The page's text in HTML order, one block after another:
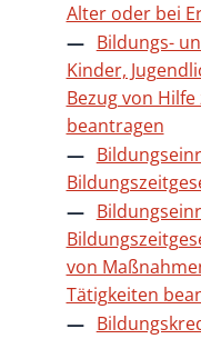
Alter oder bei
Bildungs-
Kinder,
Bezug von
beantragen
von
Tätigkeiten